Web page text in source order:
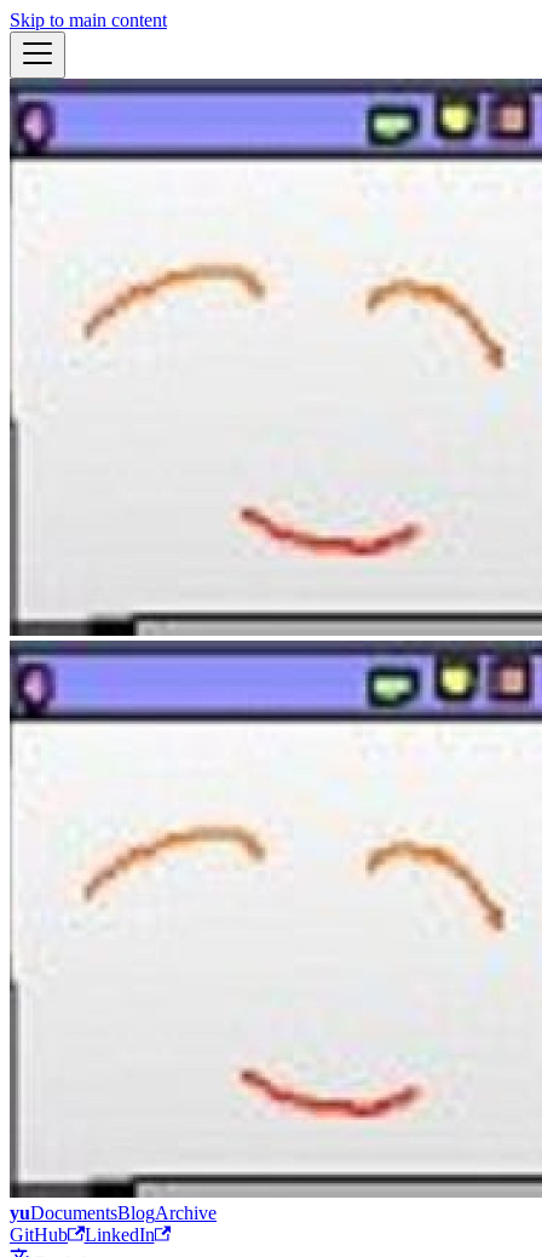
Skip to main content
yuDocumentsBlogArchive
GitHub
LinkedIn